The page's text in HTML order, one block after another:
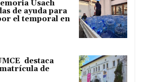
Usach
de ayuda para
el temporal en
destaca
de